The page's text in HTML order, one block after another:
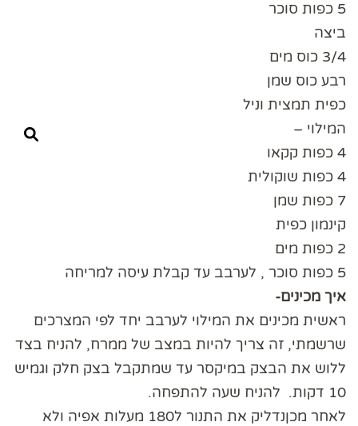
5 כפות סוכר
ביצה
3/4 כוס מים
רבע כוס שמן
כפית תמצית וניל
המילוי –
4 כפות קקאו
4 כפות שוקולית
7 כפות שמן
קינמון כפית
2 כפות מים
5 כפות סוכר , לערבב עד קבלת עיסה למריחה
איך מכינים-
ראשית מכינים את המילוי לערבב יחד לפי המצרכים
שרשמתי, זה צריך להיות במצב של ממרח, להניח בצד
ללוש את הבצק במיקסר עד שמתקבל בצק חלק וגמיש
10 דקות. להניח שעה להתפחה.
לאחר מכןנדליק את התנור ל180 מעלות אפיה ולא